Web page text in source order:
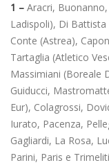
1 – Aracri,
Ladispoli), Di
Conte (Astrea),
Tartaglia (Atletico
Massimiani (Boreale
Guiducci,
Eur), Colagrossi,
Iurato, Pacenza,
Gagliardi, La Rosa,
Parini, Paris e